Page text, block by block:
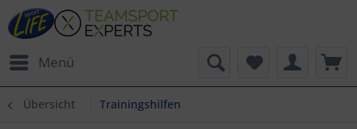
Menü
Übersicht Trainingshilfen